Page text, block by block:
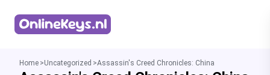
Home Uncategorized Assassin's Creed Chronicles: China